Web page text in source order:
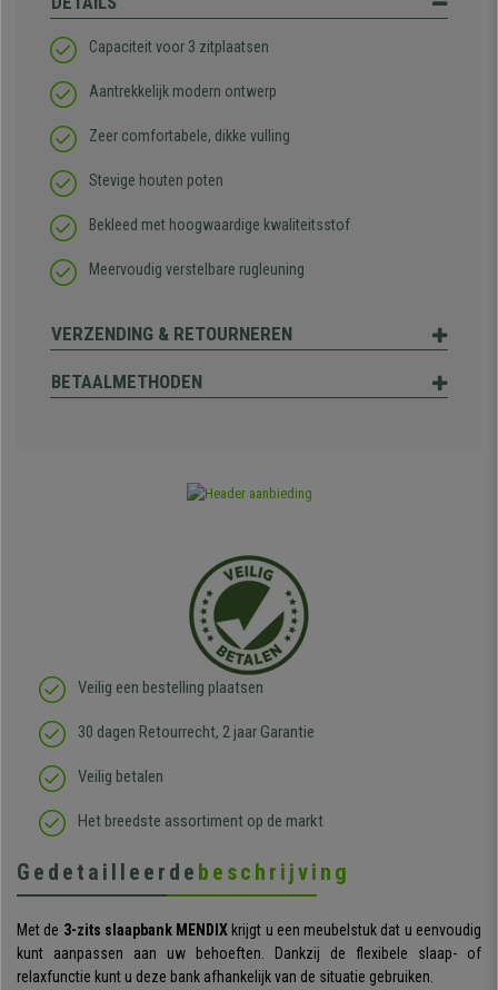
Capaciteit voor 3 zitplaatsen
Aantrekkelijk modern ontwerp
Zeer comfortabele, dikke vulling
Stevige houten poten
Bekleed met hoogwaardige kwaliteitsstof
Meervoudig verstelbare rugleuning
VERZENDING & RETOURNEREN
BETAALMETHODEN
Veilig een bestelling plaatsen
30 dagen Retourrecht, 2 jaar Garantie
Veilig betalen
Het breedste assortiment op de markt
Gedetailleerde beschrijving
Met de 3-zits slaapbank MENDIX krijgt u een meubelstuk dat u eenvoudig
kunt aanpassen aan uw behoeften. Dankzij de flexibele slaap- of
relaxfunctie kunt u deze bank afhankelijk van de situatie gebruiken.